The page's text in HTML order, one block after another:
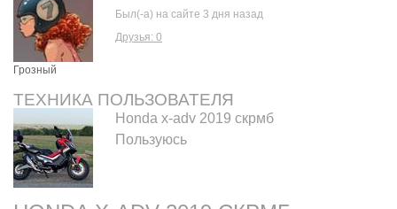
Грозный
Был(-а) на сайте 3 дня назад
Друзья: 0
ТЕХНИКА ПОЛЬЗОВАТЕЛЯ
Honda x-adv 2019 скрмб
Пользуюсь